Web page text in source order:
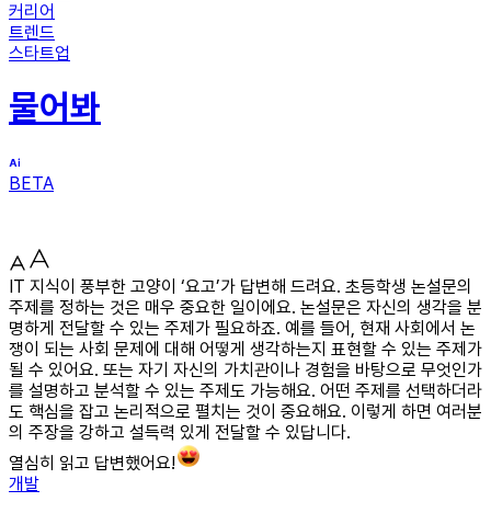
커리어
트렌드
스타트업
물어봐
BETA
IT 지식이 풍부한 고양이 ‘요고’가 답변해 드려요. 초등학생 논설문의
주제를 정하는 것은 매우 중요한 일이에요. 논설문은 자신의 생각을 분
명하게 전달할 수 있는 주제가 필요하죠. 예를 들어, 현재 사회에서 논
쟁이 되는 사회 문제에 대해 어떻게 생각하는지 표현할 수 있는 주제가
될 수 있어요. 또는 자기 자신의 가치관이나 경험을 바탕으로 무엇인가
를 설명하고 분석할 수 있는 주제도 가능해요. 어떤 주제를 선택하더라
도 핵심을 잡고 논리적으로 펼치는 것이 중요해요. 이렇게 하면 여러분
의 주장을 강하고 설득력 있게 전달할 수 있답니다.
열심히 읽고 답변했어요!
개발